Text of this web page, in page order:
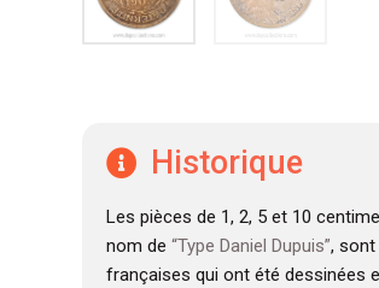
Historique
Les pièces de 1, 2, 5 et 10
nom de “Type Daniel Dupuis”, sont
françaises qui ont été dessinées